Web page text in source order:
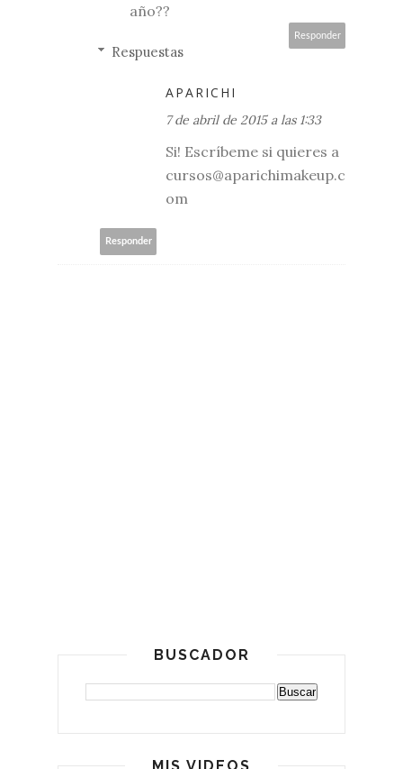
año??
Responder
Respuestas
APARICHI
7 de abril de 2015 a las 1:33
Si! Escríbeme si quieres a
cursos@aparichimakeup.c
om
Responder
BUSCADOR
MIS VIDEOS